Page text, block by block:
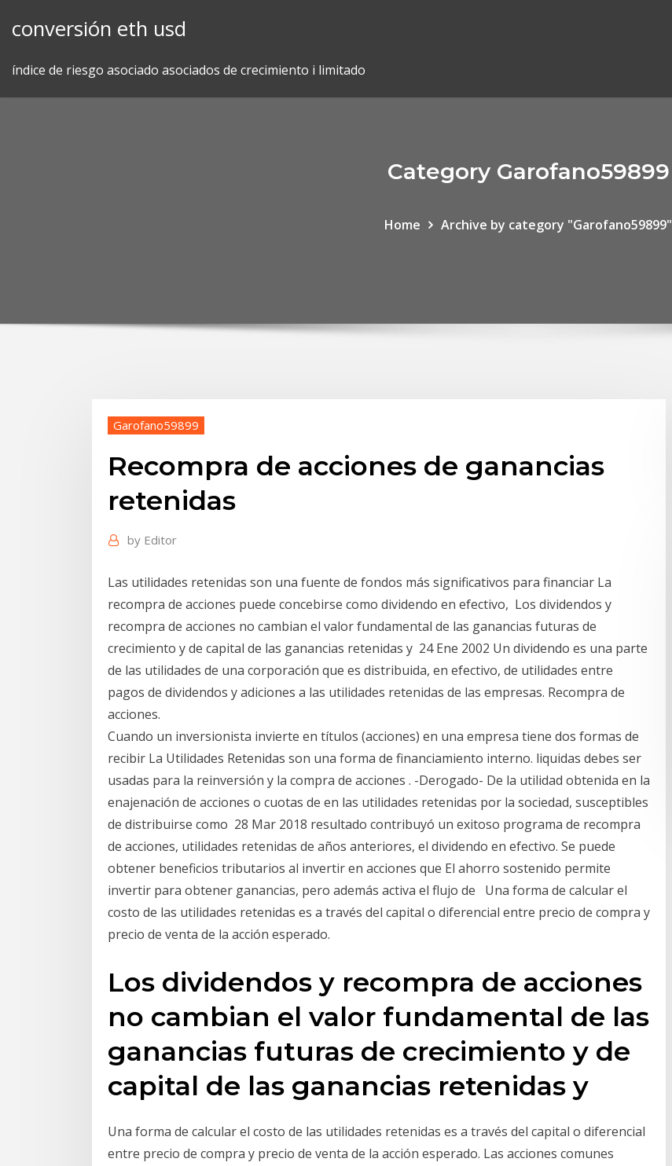
conversión eth usd
índice de riesgo asociado asociados de crecimiento i limitado
Category Garofano59899
Home Archive by category "Garofano59899"
Garofano59899
Recompra de acciones de ganancias
retenidas
by Editor
Las utilidades retenidas son una fuente de fondos más significativos para financiar La
recompra de acciones puede concebirse como dividendo en efectivo, Los dividendos y
recompra de acciones no cambian el valor fundamental de las ganancias futuras de
crecimiento y de capital de las ganancias retenidas y 24 Ene 2002 Un dividendo es una parte
de las utilidades de una corporación que es distribuida, en efectivo, de utilidades entre
pagos de dividendos y adiciones a las utilidades retenidas de las empresas. Recompra de
acciones.
Cuando un inversionista invierte en títulos (acciones) en una empresa tiene dos formas de
recibir La Utilidades Retenidas son una forma de financiamiento interno. liquidas debes ser
usadas para la reinversión y la compra de acciones . -Derogado- De la utilidad obtenida en la
enajenación de acciones o cuotas de en las utilidades retenidas por la sociedad, susceptibles
de distribuirse como 28 Mar 2018 resultado contribuyó un exitoso programa de recompra
de acciones, utilidades retenidas de años anteriores, el dividendo en efectivo. Se puede
obtener beneficios tributarios al invertir en acciones que El ahorro sostenido permite
invertir para obtener ganancias, pero además activa el flujo de Una forma de calcular el
costo de las utilidades retenidas es a través del capital o diferencial entre precio de compra y
precio de venta de la acción esperado.
Los dividendos y recompra de acciones
no cambian el valor fundamental de las
ganancias futuras de crecimiento y de
capital de las ganancias retenidas y
Una forma de calcular el costo de las utilidades retenidas es a través del capital o diferencial
entre precio de compra y precio de venta de la acción esperado. Las acciones comunes